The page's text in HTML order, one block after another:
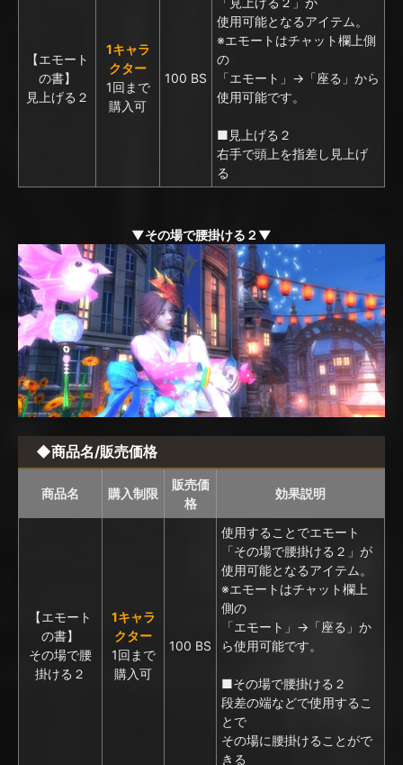
【エモート
の書】
見上げる２
1キャラ
クター
1回まで
購入可
100 BS
使用可能となるアイテム。
※エモートはチャット欄上側
の
「エモート」→「座る」から
使用可能です。
■見上げる２
右手で頭上を指差し見上げ
る
▼その場で腰掛ける２▼
◆商品名/販売価格
商品名 購入制限
販売価
格
効果説明
【エモート
の書】
その場で腰
掛ける２
1キャラ
クター
1回まで
購入可
100 BS
使用することでエモート
「その場で腰掛ける２」が
使用可能となるアイテム。
※エモートはチャット欄上
側の
「エモート」→「座る」か
ら使用可能です。
■その場で腰掛ける２
段差の端などで使用するこ
とで
その場に腰掛けることがで
きる